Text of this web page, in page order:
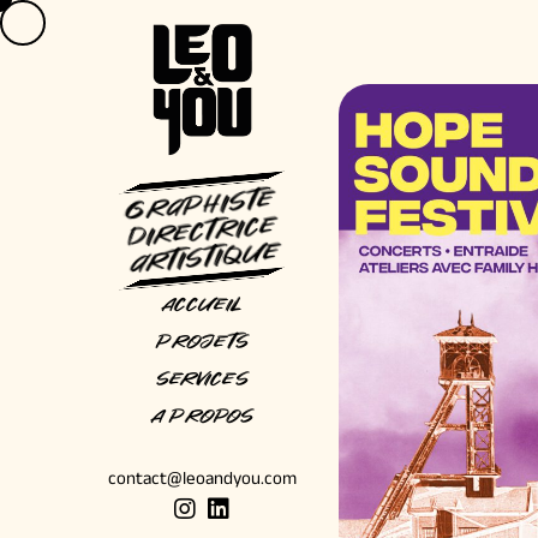
Aller
au
GraphisTe
Directrice
artistique
Accueil
Projets
Services
A Propos
contact@leoandyou.com
I
n
L
i